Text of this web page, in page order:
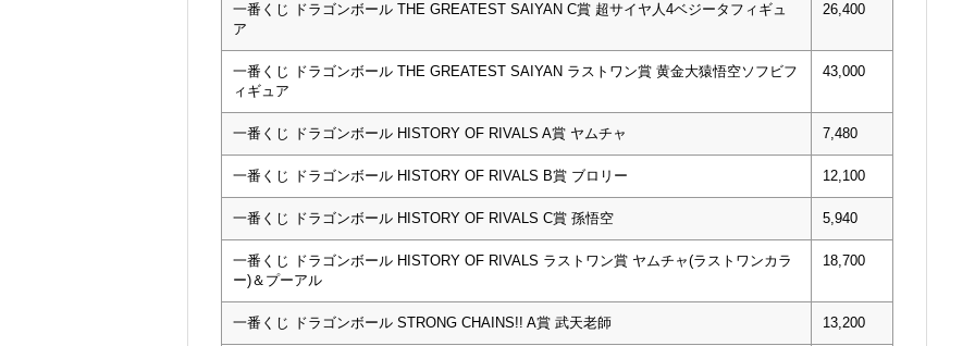
一番くじ ドラゴンボール THE GREATEST SAIYAN C賞 超サイヤ人4ベジータフィギュ
ア
26,400
一番くじ ドラゴンボール THE GREATEST SAIYAN ラストワン賞 黄金大猿悟空ソフビフ
ィギュア
43,000
一番くじ ドラゴンボール HISTORY OF RIVALS A賞 ヤムチャ 7,480
一番くじ ドラゴンボール HISTORY OF RIVALS B賞 ブロリー 12,100
一番くじ ドラゴンボール HISTORY OF RIVALS C賞 孫悟空 5,940
一番くじ ドラゴンボール HISTORY OF RIVALS ラストワン賞 ヤムチャ(ラストワンカラ
ー)＆プーアル
18,700
一番くじ ドラゴンボール STRONG CHAINS!! A賞 武天老師 13,200